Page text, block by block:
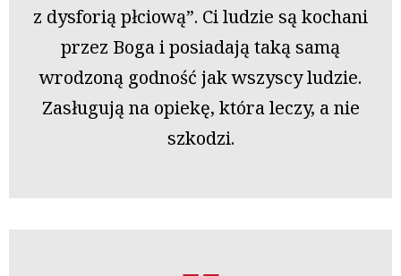
z dysforią płciową”. Ci ludzie są kochani
przez Boga i posiadają taką samą
wrodzoną godność jak wszyscy ludzie.
Zasługują na opiekę, która leczy, a nie
szkodzi.